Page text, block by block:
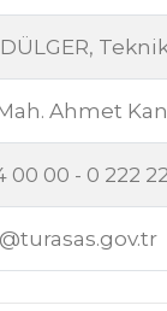
Ahmet
00 00 - 0 222